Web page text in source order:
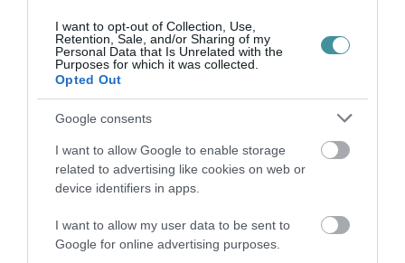
I want to opt-out of Collection, Use,
Retention, Sale, and/or Sharing of my
Personal Data that Is Unrelated with the
Purposes for which it was collected.
Opted Out
Google consents
I want to allow Google to enable storage
related to advertising like cookies on web or
device identifiers in apps.
I want to allow my user data to be sent to
Google for online advertising purposes.
2026. augusztus 06
KÓRHÁZBAN: TÖBB MINT 70 ...
2026. augusztus 06|Eger ügye